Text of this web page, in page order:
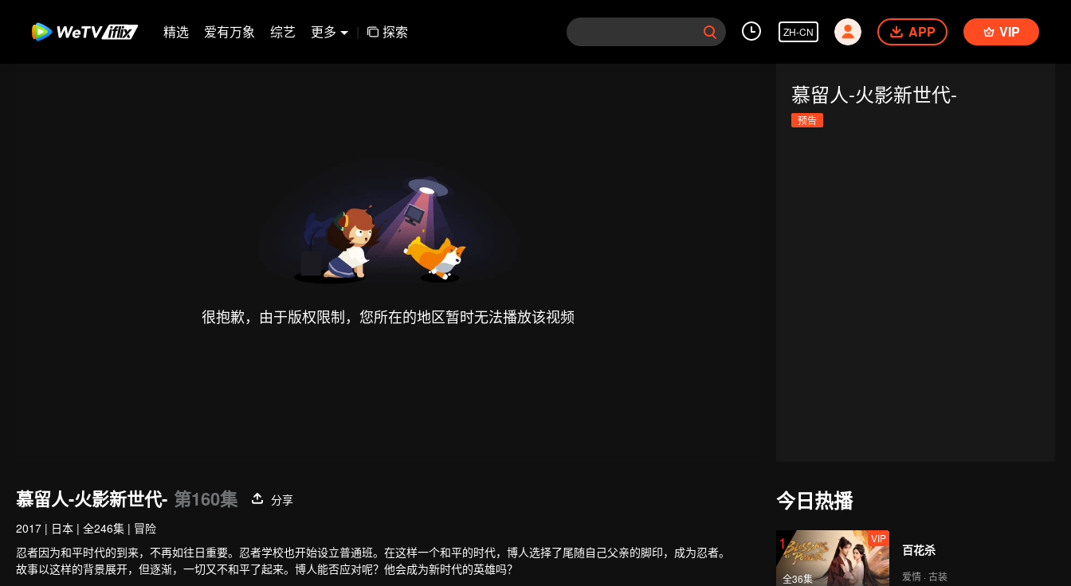
精选 爱有万象 综艺 更多 | 探索 ZH-CN APP VIP
很抱歉，由于版权限制，您所在的地区暂时无法播放该视频
慕留人-火影新世代-
预告
慕留人-火影新世代- 第160集
分享
2017 | 日本 | 全246集 | 冒险
忍者因为和平时代的到来，不再如往日重要。忍者学校也开始设立普通班。在这样一个和平的时代，博人选择了尾随自己父亲的脚印，成为忍者。
故事以这样的背景展开，但逐渐，一切又不和平了起来。博人能否应对呢？他会成为新时代的英雄吗？
今日热播
1
全36集
VIP
百花杀
爱情 · 古装